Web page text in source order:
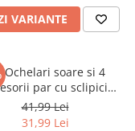
VARIANTE
Ochelari soare si 4
par cu sclipici
Mouse Disney
41,99 Lei
31,99 Lei